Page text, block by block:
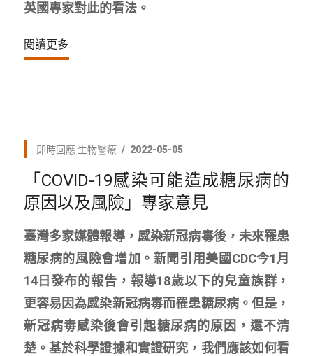
英國專家對此的看法。
閱讀更多
即時回應 生物醫療 2022-05-05
「COVID-19感染可能造成糖尿病的
原因以及風險」專家意見
臺灣多家媒體報導，感染新冠病毒後，未來罹患
糖尿病的風險會增加。新聞引用美國CDC今1月
14日發布的報告，報導18歲以下的兒童族群，
更容易因為感染新冠病毒而罹患糖尿病。但是，
新冠病毒感染後會引起糖尿病的原因，還不清
楚。基於科學證據和實證研究，我們應該如何看